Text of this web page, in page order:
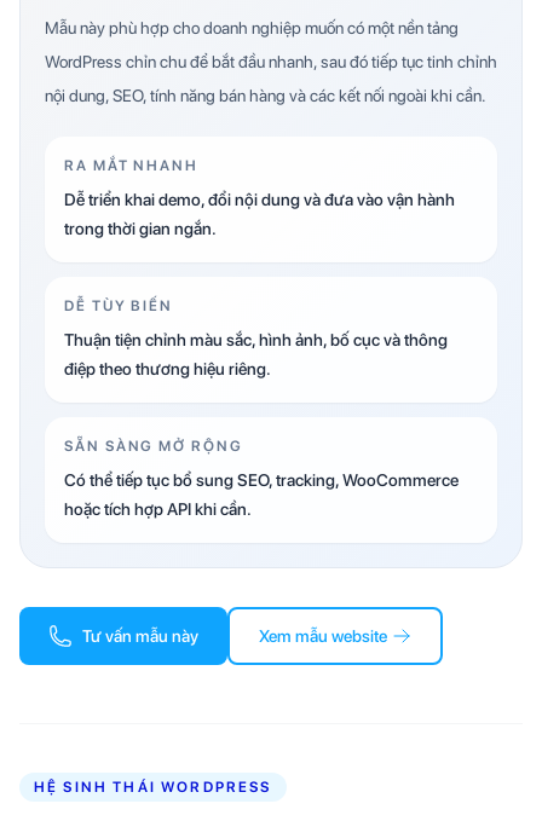
Mẫu này phù hợp cho doanh nghiệp muốn có một nền tảng
WordPress chỉn chu để bắt đầu nhanh, sau đó tiếp tục tinh chỉnh
nội dung, SEO, tính năng bán hàng và các kết nối ngoài khi cần.
RA MẮT NHANH
Dễ triển khai demo, đổi nội dung và đưa vào vận hành
trong thời gian ngắn.
DỄ TÙY BIẾN
Thuận tiện chỉnh màu sắc, hình ảnh, bố cục và thông
điệp theo thương hiệu riêng.
SẴN SÀNG MỞ RỘNG
Có thể tiếp tục bổ sung SEO, tracking, WooCommerce
hoặc tích hợp API khi cần.
Tư vấn mẫu này Xem mẫu website
HỆ SINH THÁI WORDPRESS